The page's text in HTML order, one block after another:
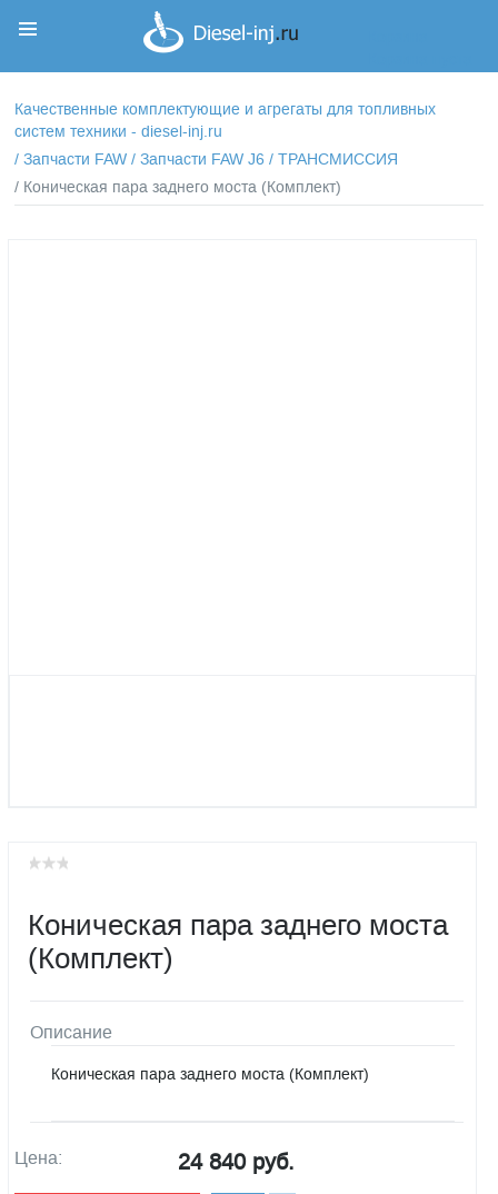
Качественные комплектующие и агрегаты для топливных
систем техники - diesel-inj.ru
/Запчасти FAW /Запчасти FAW J6 /ТРАНСМИССИЯ
/ Коническая пара заднего моста (Комплект)
Коническая пара заднего моста
(Комплект)
Описание
Коническая пара заднего моста (Комплект)
Цена: 24 840 руб.